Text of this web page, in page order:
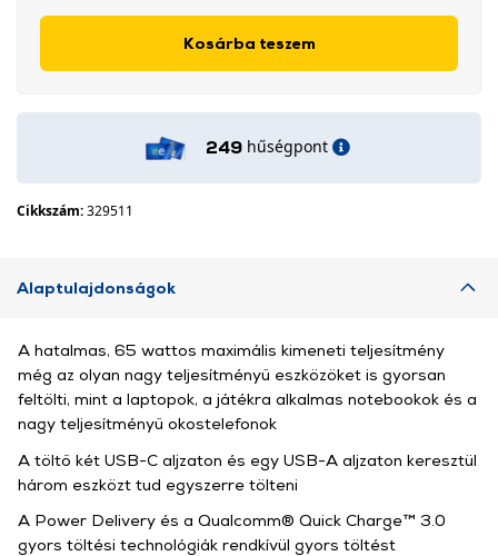
Kosárba teszem
249 hűségpont
Cikkszám:329511
Alaptulajdonságok
A hatalmas, 65 wattos maximális kimeneti teljesítmény
még az olyan nagy teljesítményű eszközöket is gyorsan
feltölti, mint a laptopok, a játékra alkalmas notebookok és a
nagy teljesítményű okostelefonok
A töltő két USB-C aljzaton és egy USB-A aljzaton keresztül
három eszközt tud egyszerre tölteni
A Power Delivery és a Qualcomm® Quick Charge™ 3.0
gyors töltési technológiák rendkívül gyors töltést